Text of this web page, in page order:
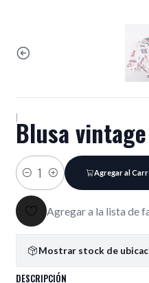
|Blusa
Cantidad
Agregar al
Agregar a la lista de
Mostrar stock de
DESCRIPCIÓN